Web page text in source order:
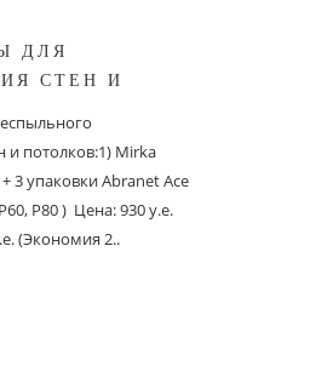
ДЛЯ
СТЕН И
и потолков:1) Mirka
3 упаковки Abranet Ace
P80 ) Цена: 930 у.е.
(Экономия 2..